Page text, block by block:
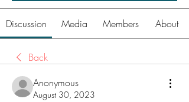
Discussion Media Members About
Back
Anonymous
August 30, 2023